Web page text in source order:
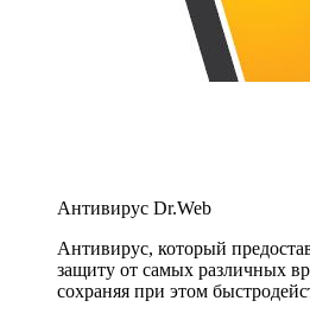
Антивирус Dr.Web
Антивирус, который
защиту от самых различных
сохраняя при этом